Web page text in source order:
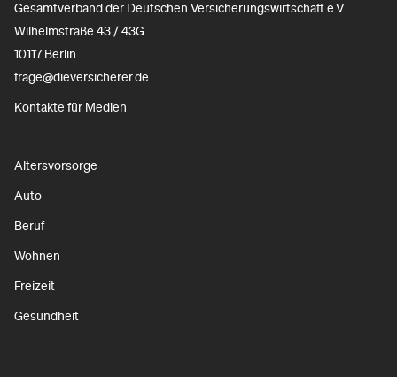
Gesamtverband der Deutschen Versicherungswirtschaft e.V.
Wilhelmstraße 43 / 43G
10117 Berlin
frage@dieversicherer.de
Kontakte für Medien
Altersvorsorge
Auto
Beruf
Wohnen
Freizeit
Gesundheit